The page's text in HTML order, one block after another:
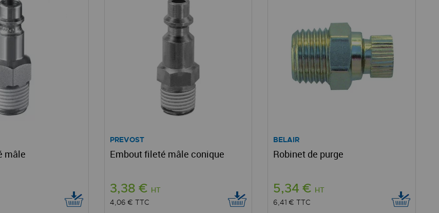
mâle
PREVOST
Embout fileté mâle conique
3,38 € HT
4,06 € TTC
BELAIR
Robinet de purge
5,34 € HT
6,41 €TTC